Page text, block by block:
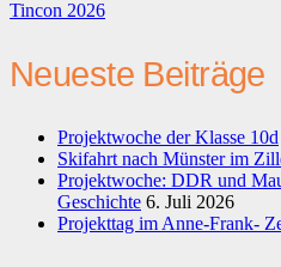
Tincon 2026
Neueste Beiträge
Projektwoche der Klasse 10d
Skifahrt nach Münster im
Projektwoche: DDR und
Geschichte 6. Juli 2026
Projekttag im Anne-Frank-